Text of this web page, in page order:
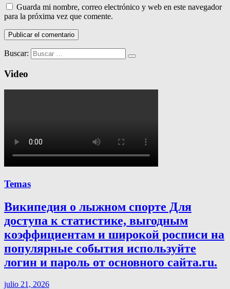
Guarda mi nombre, correo electrónico y web en este navegador
para la próxima vez que comente.
Buscar:
Video
Temas
Википедия о лыжном спорте Для
доступа к статистике, выгодным
коэффициентам и широкой росписи на
популярные события используйте
логин и пароль от основного сайта.ru.
julio 21, 2026